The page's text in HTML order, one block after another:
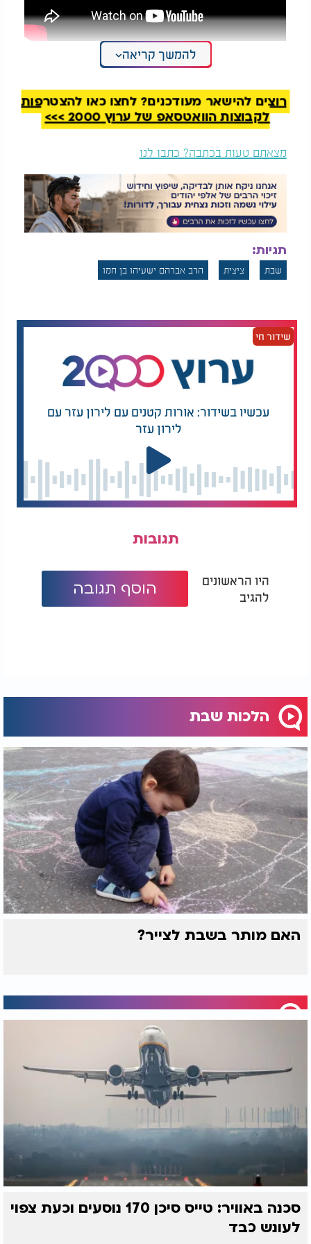
ברירת בגדים בשבת: האם מותר לסדר ארון בגדים
בשבת?
להמשך קריאה
רוצים להישאר מעודכנים? לחצו כאן להצטרפות
לקבוצות הוואטסאפ של ערוץ 2000 >>>
מצאתם טעות בכתבה? כתבו לנו
תגיות:
שבת ציצית הרב אברהם ישעיהו בן חמו
שידור חי
עכשיו בשידור: אורות קטנים עם לירון עזר עם
לירון עזר
תגובות
היו הראשונים
להגיב
הוסף תגובה
הלכות שבת
האם מותר בשבת לצייר?
סכנה באוויר: טייס סיכן 170 נוסעים וכעת צפוי
לעונש כבד